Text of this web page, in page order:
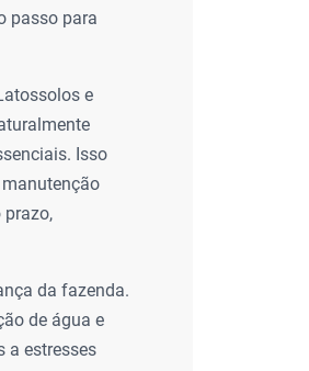
passo para
e
Isso
da fazenda.
de água e
a estresses